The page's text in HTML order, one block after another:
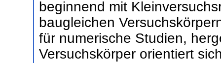
beginnend mit
baugleichen
für numerische Studien,
Versuchskörper orientiert